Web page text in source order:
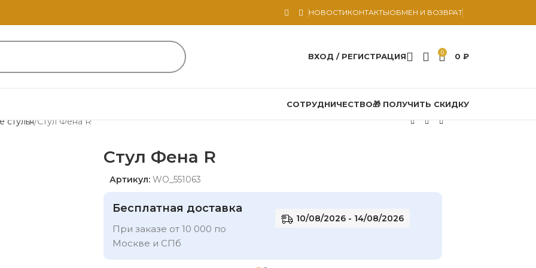
НОВОСТИКОНТАКТЫОБМЕН И ВОЗВРАТ
ВХОД / РЕГИСТРАЦИЯ 0 0 ₽
СОТРУДНИЧЕСТВО🎁 ПОЛУЧИТЬ СКИДКУ
стулья Стул Фена R
Стул Фена R
Артикул: WO_551063
Бесплатная доставка
При заказе от 10 000 по
Москве и СПб
10/08/2026 - 14/08/2026